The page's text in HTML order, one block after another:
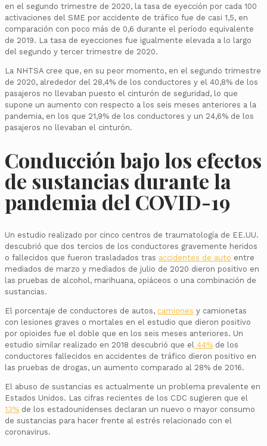
en el segundo trimestre de 2020, la tasa de eyección por cada 100
activaciones del SME por accidente de tráfico fue de casi 1,5, en
comparación con poco más de 0,6 durante el período equivalente
de 2019. La tasa de eyecciones fue igualmente elevada a lo largo
del segundo y tercer trimestre de 2020.
La NHTSA cree que, en su peor momento, en el segundo trimestre
de 2020, alrededor del 28,4% de los conductores y el 40,8% de los
pasajeros no llevaban puesto el cinturón de seguridad, lo que
supone un aumento con respecto a los seis meses anteriores a la
pandemia, en los que 21,9% de los conductores y un 24,6% de los
pasajeros no llevaban el cinturón.
Conducción bajo los efectos
de sustancias durante la
pandemia del COVID-19
Un estudio realizado por cinco centros de traumatología de EE.UU.
descubrió que dos tercios de los conductores gravemente heridos
o fallecidos que fueron trasladados tras accidentes de auto entre
mediados de marzo y mediados de julio de 2020 dieron positivo en
las pruebas de alcohol, marihuana, opiáceos o una combinación de
sustancias.
El porcentaje de conductores de autos, camiones y camionetas
con lesiones graves o mortales en el estudio que dieron positivo
por opioides fue el doble que en los seis meses anteriores. Un
estudio similar realizado en 2018 descubrió que el 44% de los
conductores fallecidos en accidentes de tráfico dieron positivo en
las pruebas de drogas, un aumento comparado al 28% de 2016.
El abuso de sustancias es actualmente un problema prevalente en
Estados Unidos. Las cifras recientes de los CDC sugieren que el
13% de los estadounidenses declaran un nuevo o mayor consumo
de sustancias para hacer frente al estrés relacionado con el
coronavirus.